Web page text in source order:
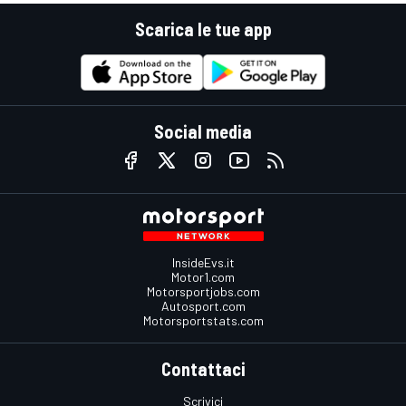
Scarica le tue app
Social media
InsideEvs.it
Motor1.com
Motorsportjobs.com
Autosport.com
Motorsportstats.com
Contattaci
Scrivici